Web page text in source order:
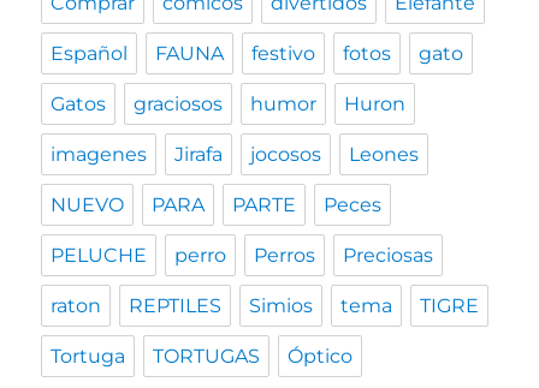
Español FAUNA festivo fotos gato
Gatos graciosos humor Huron
imagenes Jirafa jocosos Leones
NUEVO PARA PARTE Peces
PELUCHE perro Perros Preciosas
raton REPTILES Simios tema TIGRE
Tortuga TORTUGAS Óptico